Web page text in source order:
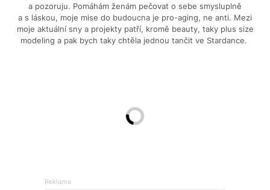
a pozoruju. Pomáhám ženám pečovat o sebe smysluplně
a s láskou, moje mise do budoucna je pro-aging, ne anti. Mezi
moje aktuální sny a projekty patří, kromě beauty, taky plus size
modeling a pak bych taky chtěla jednou tančit ve Stardance.